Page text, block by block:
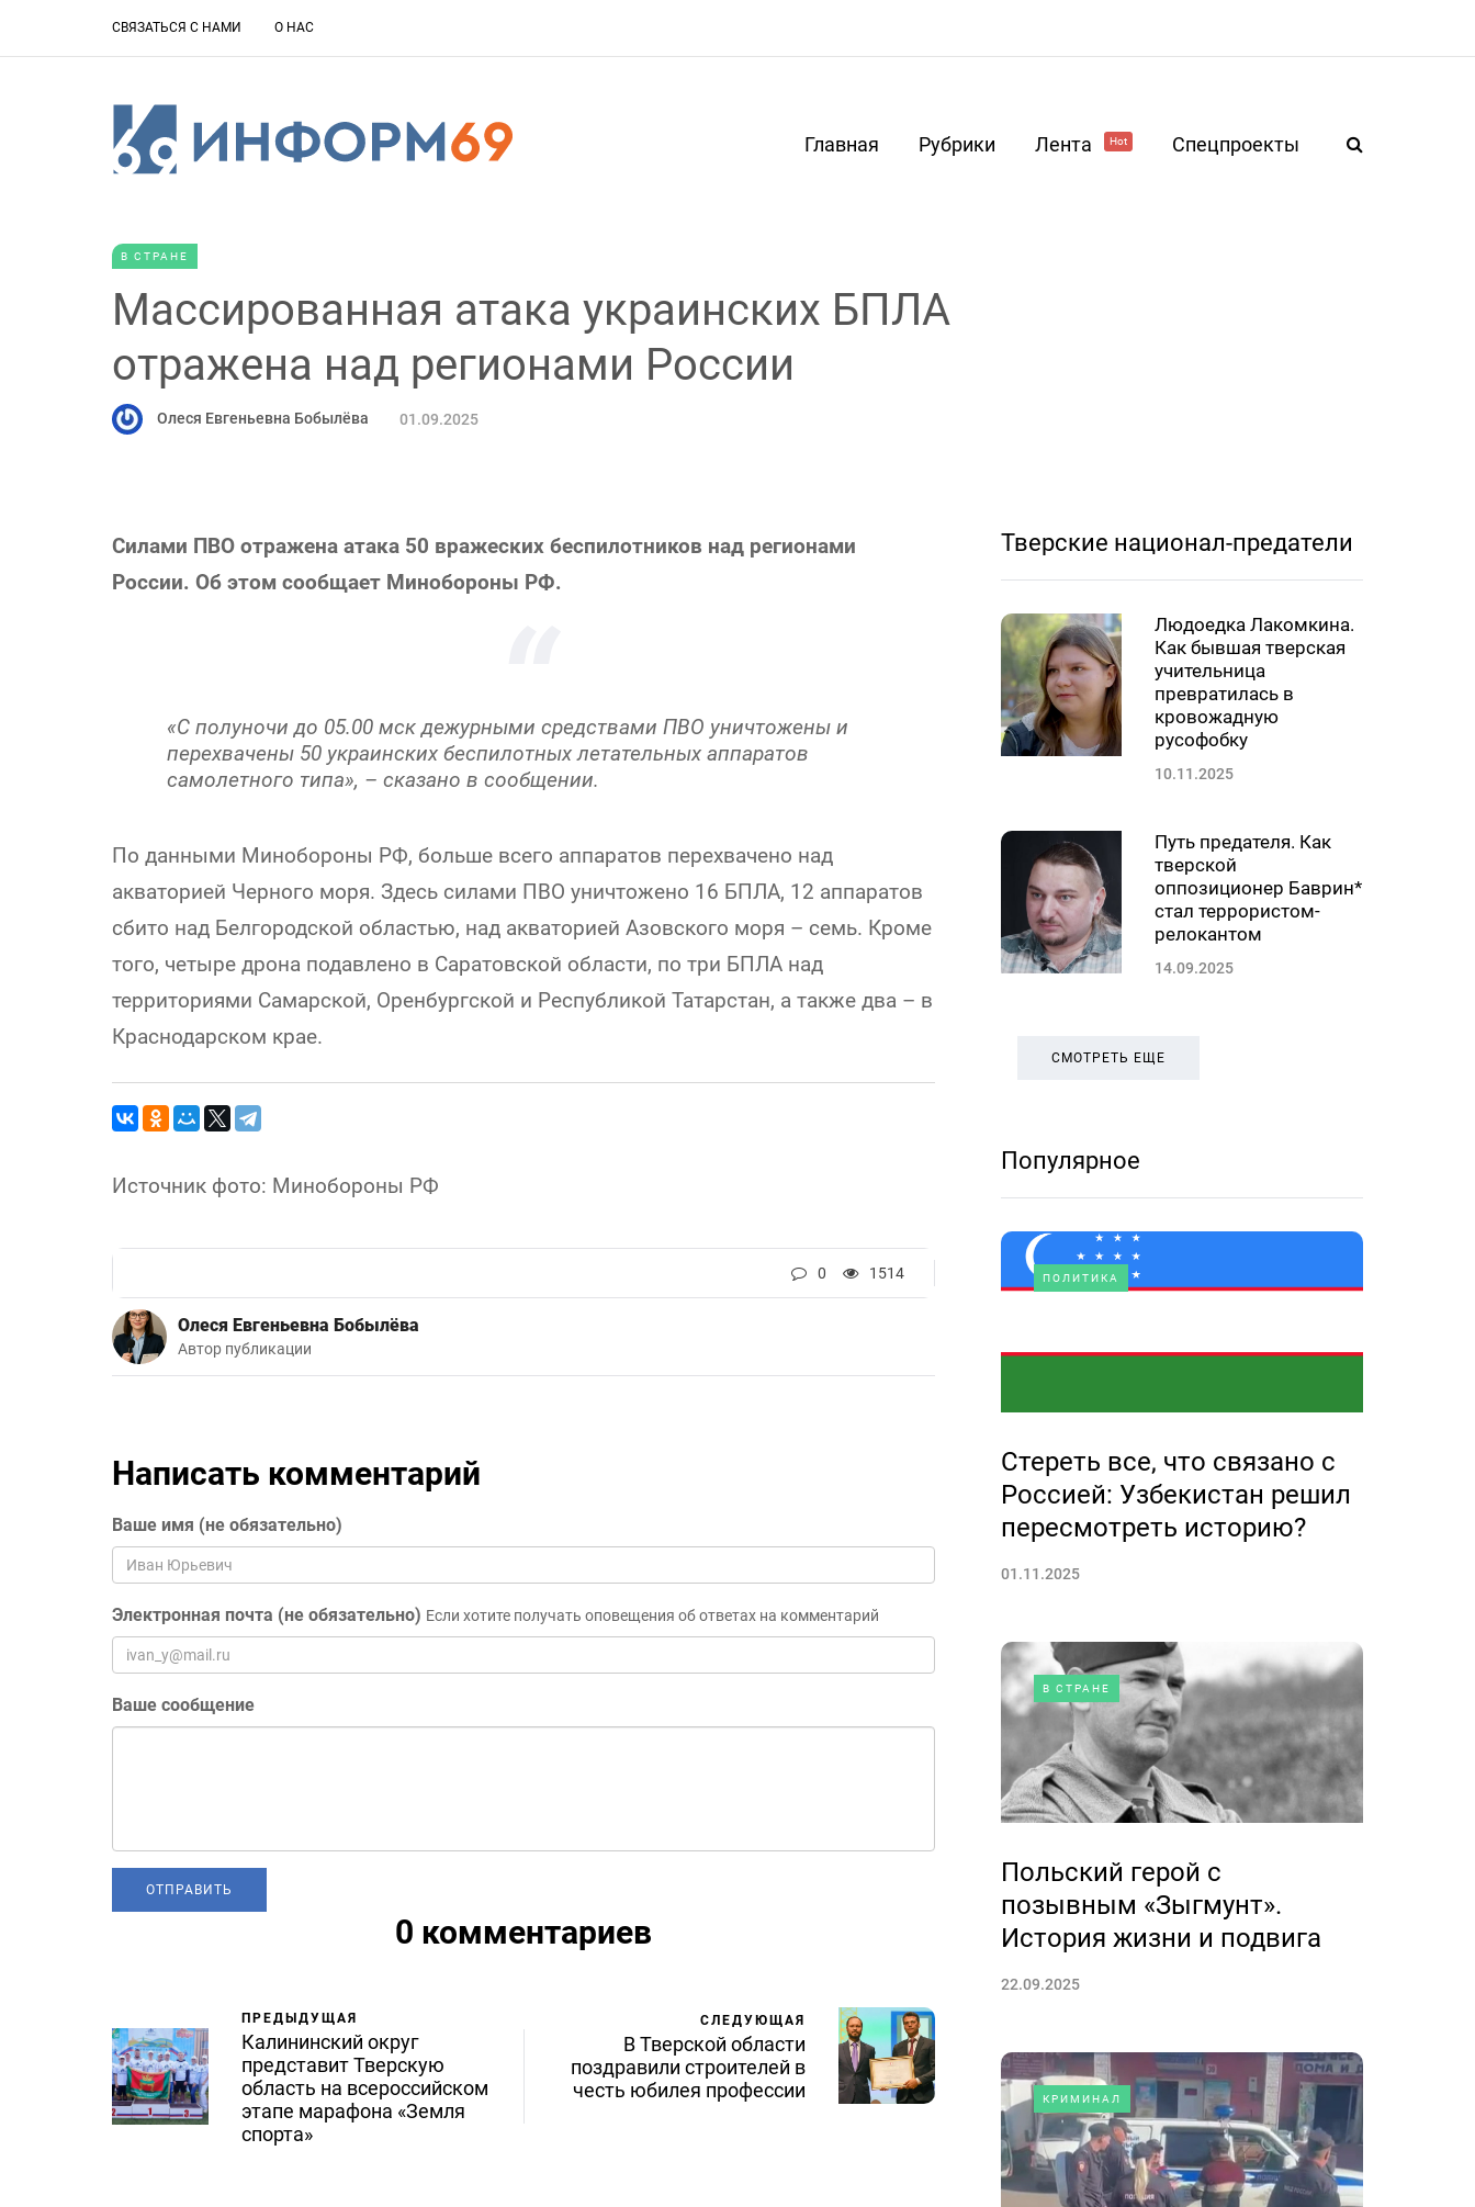
СВЯЗАТЬСЯ С НАМИ О НАС
Главная Рубрики Лента Hot Спецпроекты
В СТРАНЕ
Массированная атака украинских БПЛА
отражена над регионами России
Олеся Евгеньевна Бобылёва 01.09.2025
Силами ПВО отражена атака 50 вражеских беспилотников над регионами
России. Об этом сообщает Минобороны РФ.
«С полуночи до 05.00 мск дежурными средствами ПВО уничтожены и
перехвачены 50 украинских беспилотных летательных аппаратов
самолетного типа», – сказано в сообщении.
По данными Минобороны РФ, больше всего аппаратов перехвачено над
акваторией Черного моря. Здесь силами ПВО уничтожено 16 БПЛА, 12 аппаратов
сбито над Белгородской областью, над акваторией Азовского моря – семь. Кроме
того, четыре дрона подавлено в Саратовской области, по три БПЛА над
территориями Самарской, Оренбургской и Республикой Татарстан, а также два – в
Краснодарском крае.
Источник фото: Минобороны РФ
0 1514
Олеся Евгеньевна Бобылёва
Автор публикации
Написать комментарий
Ваше имя (не обязательно)
Электронная почта (не обязательно) Если хотите получать оповещения об ответах на комментарий
Ваше сообщение
0 комментариев
ПРЕДЫДУЩАЯ
Калининский округ
представит Тверскую
область на всероссийском
этапе марафона «Земля
спорта»
СЛЕДУЮЩАЯ
В Тверской области
поздравили строителей в
честь юбилея профессии
Тверские национал-предатели
Людоедка Лакомкина.
Как бывшая тверская
учительница
превратилась в
кровожадную
русофобку
10.11.2025
Путь предателя. Как
тверской
оппозиционер Баврин*
стал террористом-
релокантом
14.09.2025
СМОТРЕТЬ ЕЩЕ
Популярное
ПОЛИТИКА
Стереть все, что связано с
Россией: Узбекистан решил
пересмотреть историю?
01.11.2025
В СТРАНЕ
Польский герой с
позывным «Зыгмунт».
История жизни и подвига
22.09.2025
КРИМИНАЛ